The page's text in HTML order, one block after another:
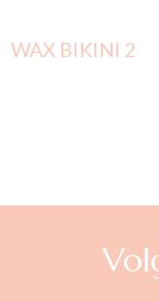
WAX BIKINI 2